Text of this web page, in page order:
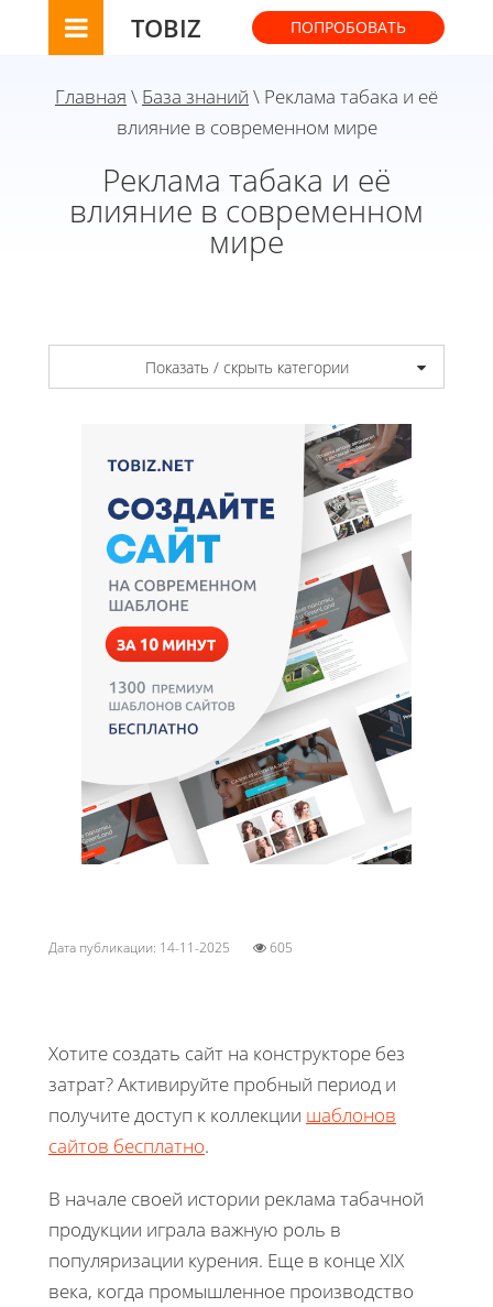
TOBIZ ПОПРОБОВАТЬ
Главная \ База знаний \ Реклама табака и её
влияние в современном мире
Реклама табака и её
влияние в современном
мире
Показать / скрыть категории
Дата публикации: 14-11-2025 605
Хотите создать сайт на конструкторе без
затрат? Активируйте пробный период и
получите доступ к коллекции шаблонов
сайтов бесплатно.
В начале своей истории реклама табачной
продукции играла важную роль в
популяризации курения. Еще в конце XIX
века, когда промышленное производство